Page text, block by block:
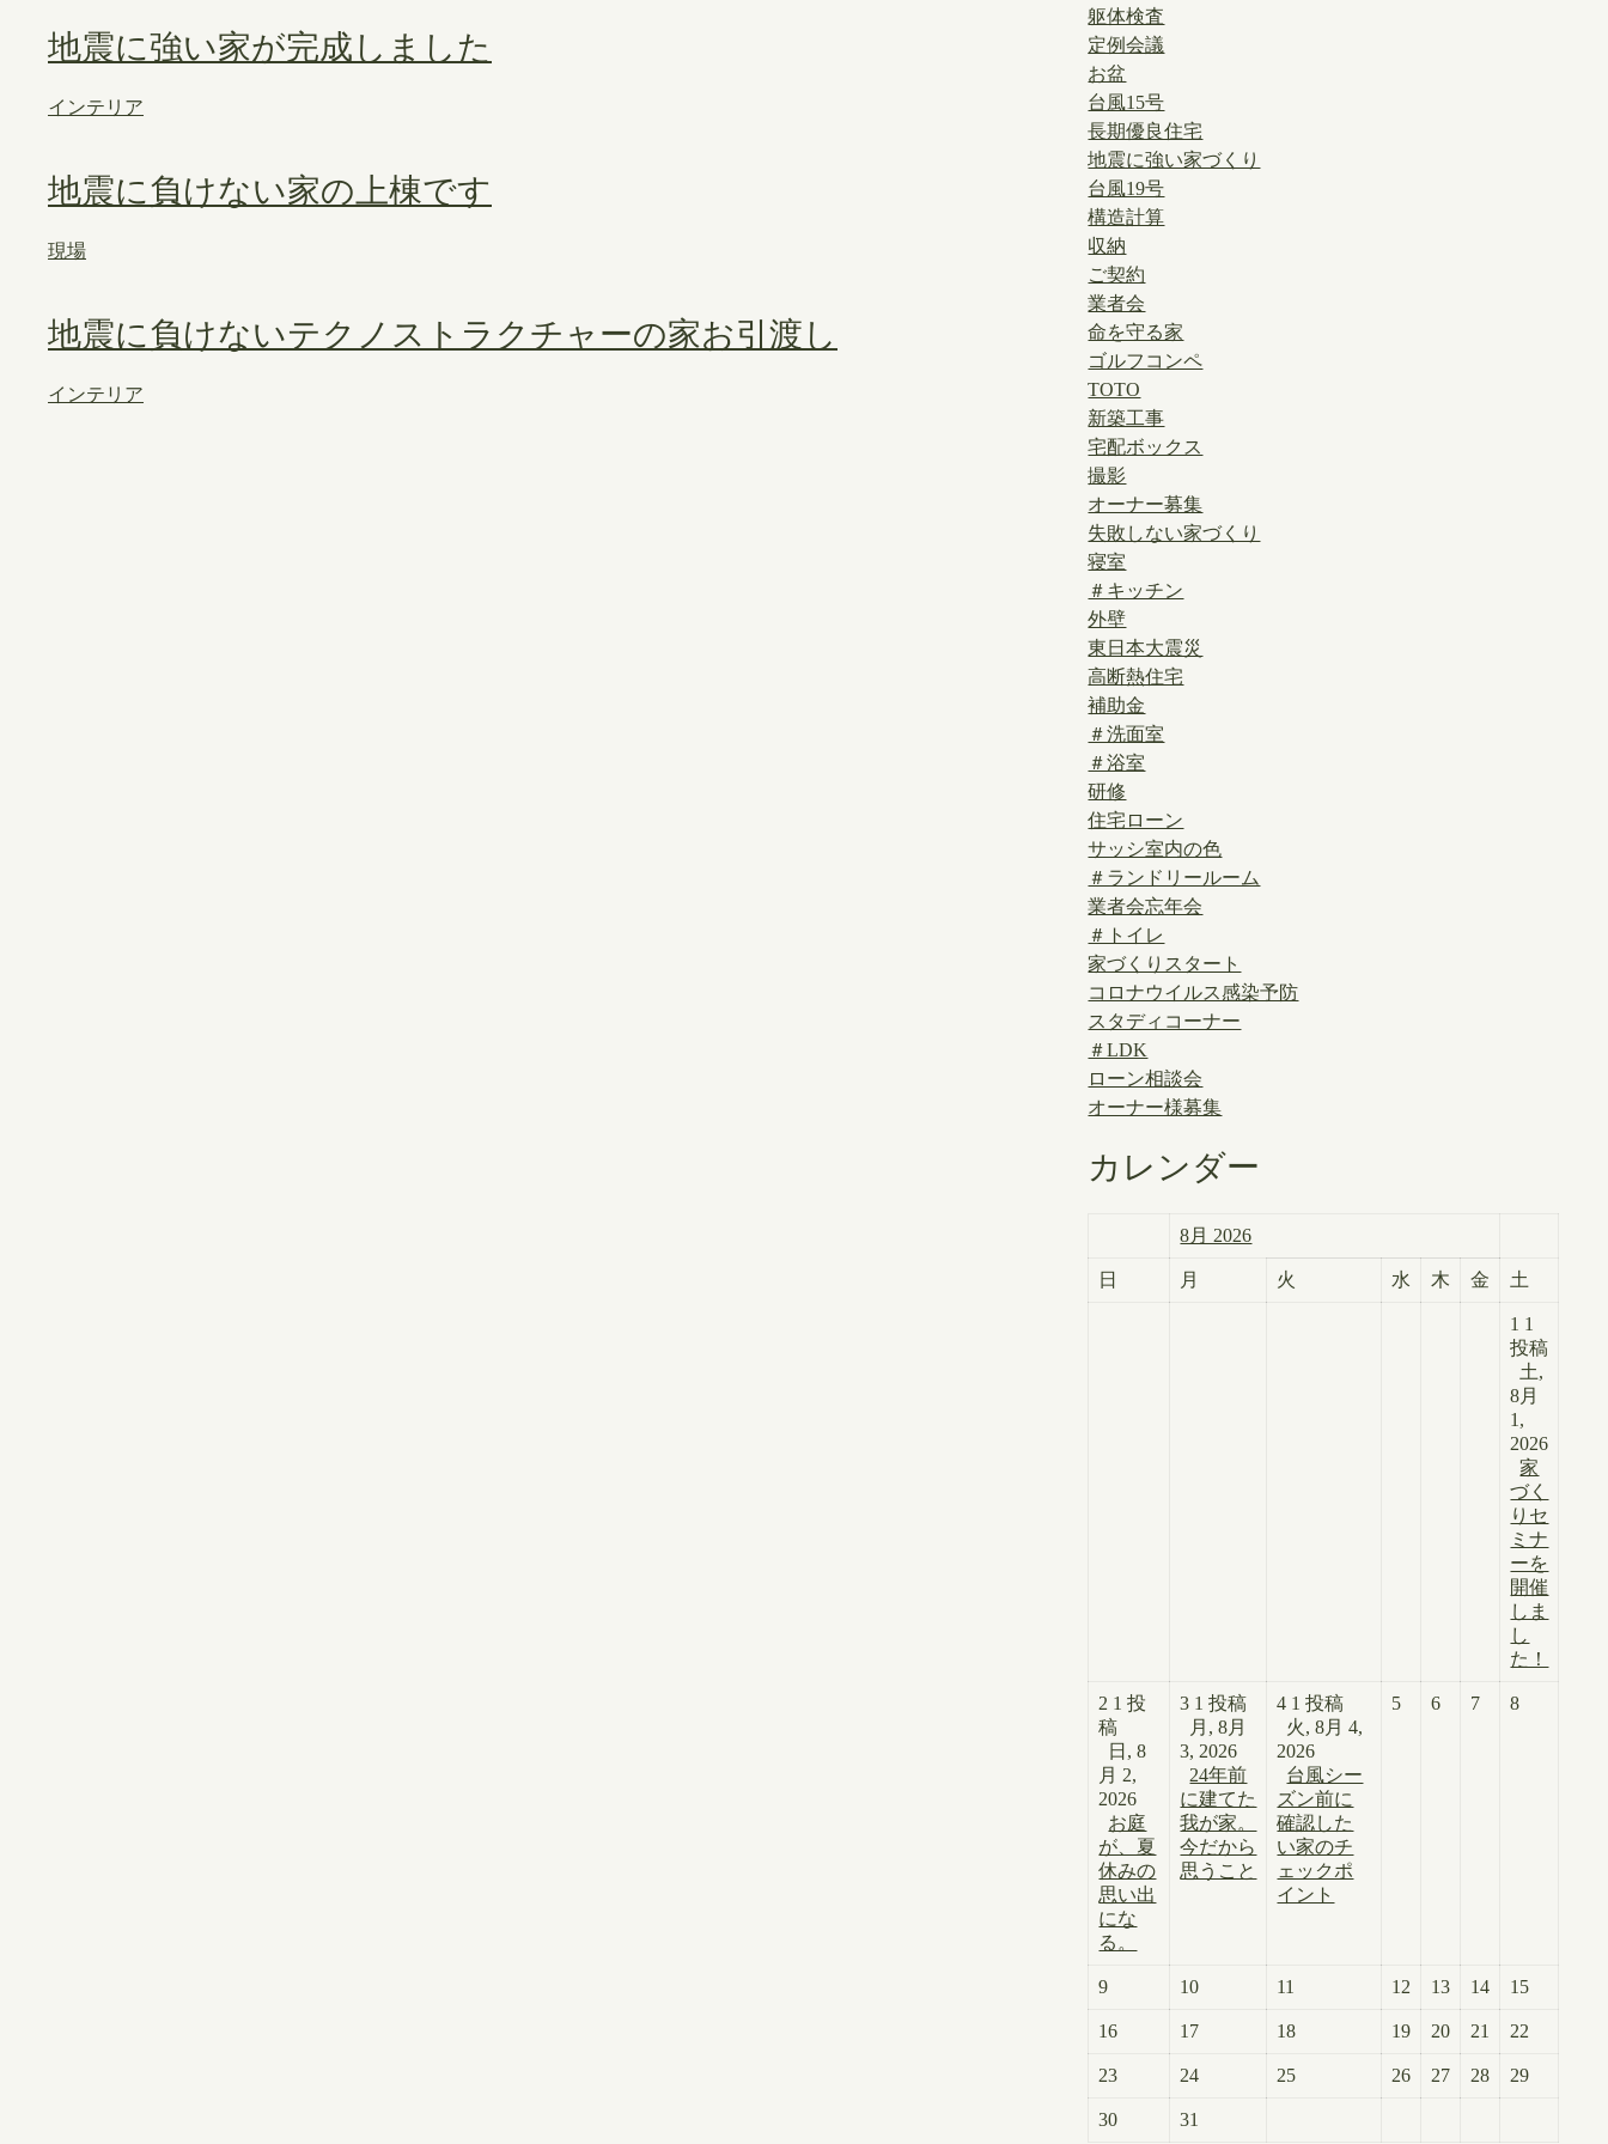
地震に強い家が完成しました
インテリア
地震に負けない家の上棟です
現場
地震に負けないテクノストラクチャーの家お引渡し
インテリア
躯体検査
定例会議
お盆
台風15号
長期優良住宅
地震に強い家づくり
台風19号
構造計算
収納
ご契約
業者会
命を守る家
ゴルフコンペ
TOTO
新築工事
宅配ボックス
撮影
オーナー募集
失敗しない家づくり
寝室
＃キッチン
外壁
東日本大震災
高断熱住宅
補助金
＃洗面室
＃浴室
研修
住宅ローン
サッシ室内の色
＃ランドリールーム
業者会忘年会
＃トイレ
家づくりスタート
コロナウイルス感染予防
スタディコーナー
＃LDK
ローン相談会
オーナー様募集
カレンダー
8月 2026
日 月 火 水 木 金 土
1 1
投稿
土,
8月
1,
2026
家
づく
りセ
ミナ
ーを
開催
しま
し
た！
2 1 投
稿
日, 8
月 2,
2026
お庭
が、夏
休みの
思い出
にな
る。
3 1 投稿
月, 8月
3, 2026
24年前
に建てた
我が家。
今だから
思うこと
4 1 投稿
火, 8月 4,
2026
台風シー
ズン前に
確認した
い家のチ
ェックポ
イント
5 6 7 8
9 10 11 12 13 14 15
16 17 18 19 20 21 22
23 24 25 26 27 28 29
30 31